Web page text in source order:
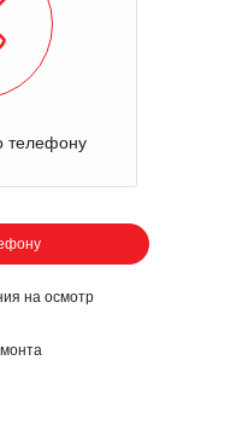
телефону
на осмотр